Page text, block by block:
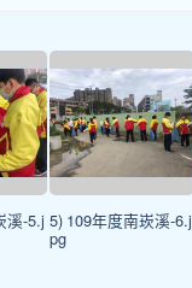
溪-5.j 5) 109年度南崁溪-6.j
pg